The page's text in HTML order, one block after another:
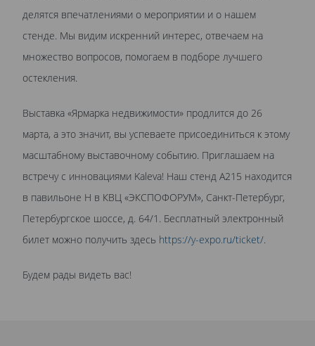
делятся впечатлениями о мероприятии и о нашем
стенде. Мы видим искренний интерес, отвечаем на
множество вопросов, помогаем в подборе лучшего
остекления.
Выставка «Ярмарка недвижимости» продлится до 26
марта, а это значит, вы успеваете присоединиться к этому
масштабному выставочному событию. Приглашаем на
встречу с инновациями Kaleva! Наш стенд А215 находится
в павильоне Н в КВЦ «ЭКСПОФОРУМ», Санкт-Петербург,
Петербургское шоссе, д. 64/1. Бесплатный электронный
билет можно получить здесь https://y-expo.ru/ticket/.
Будем рады видеть вас!